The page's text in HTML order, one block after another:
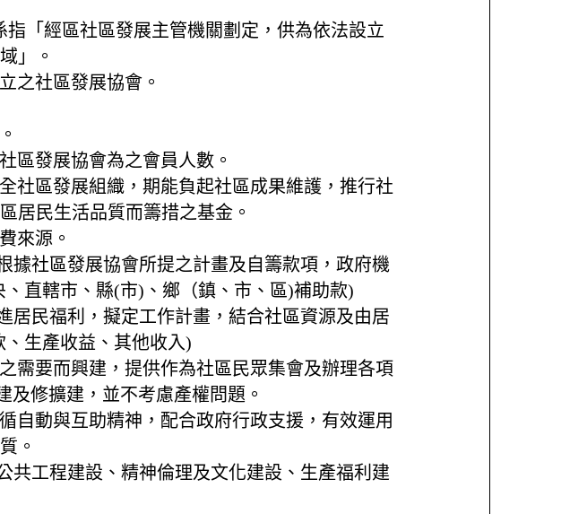
「經區社區發展主管機關劃定，供為依法設立
」。
之社區發展協會。
區發展協會為之會員人數。
社區發展組織，期能負起社區成果維護，推行社
居民生活品質而籌措之基金。
來源。
據社區發展協會所提之計畫及自籌款項，政府機
直轄市、縣(市)、鄉（鎮、市、區)補助款)
居民福利，擬定工作計畫，結合社區資源及由居
生產收益、其他收入)
需要而興建，提供作為社區民眾集會及辦理各項
修擴建，並不考慮產權問題。
自動與互助精神，配合政府行政支援，有效運用
。
共工程建設、精神倫理及文化建設、生產福利建